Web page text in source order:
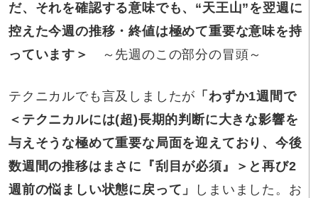
だ、それを確認する意味でも、“天王山”を翌週に
控えた今週の推移・終値は極めて重要な意味を持
っています＞
～先週のこの部分の冒頭～
テクニカルでも言及しましたが 「わずか1週間で
＜テクニカルには(超)長期的判断に大きな影響を
与えそうな極めて重要な局面を迎えており、今後
数週間の推移はまさに『刮目が必須』＞と再び2
週前の悩ましい状態に戻って」
しまいました。お